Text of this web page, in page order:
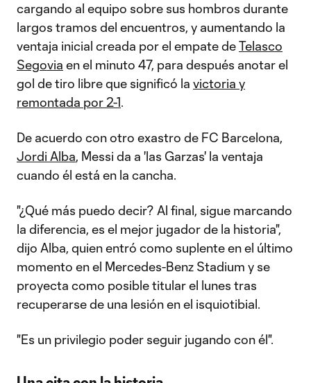
cargando al equipo sobre sus hombros durante
largos tramos del encuentros, y aumentando la
ventaja inicial creada por el empate deTelasco
Segovia en el minuto 47, para después anotar el
gol de tiro libre que significó la victoria y
remontada por 2-1.
De acuerdo con otro exastro de FC Barcelona,
Jordi Alba, Messi da a 'las Garzas' la ventaja
cuando él está en la cancha.
"¿Qué más puedo decir? Al final, sigue marcando
la diferencia, es el mejor jugador de la historia",
dijo Alba, quien entró como suplente en el último
momento en el Mercedes-Benz Stadium y se
proyecta como posible titular el lunes tras
recuperarse de una lesión en el isquiotibial.
"Es un privilegio poder seguir jugando con él".